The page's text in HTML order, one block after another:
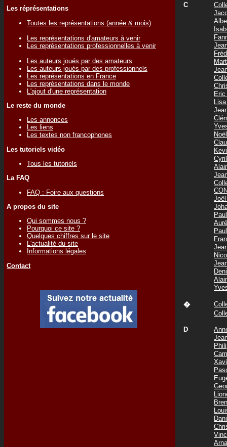
Les réprésentations
Toutes les représentations (année & mois)
Les représentations d'amateurs à venir
Les représentations professionnelles à venir
Les auteurs joués par des amateurs
Les auteurs joués par des professionnels
Les représentations en France
Les représentations dans le monde
L'ajout d'une représentation
Le reste du monde
Les annonces
Les liens
Les textes non francophones
Les tutoriels vidéo
Tous les tutoriels
La FAQ
FAQ : Foire aux questions
A propos du site
Qui sommes nous ?
Pourquoi ce site ?
Quelques chiffres sur le site
L'actualité du site
Informations légales
Contact
C
�
D